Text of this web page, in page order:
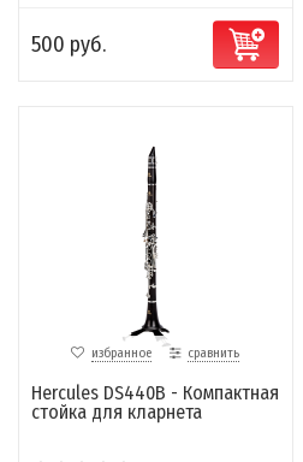
500 руб.
избранное сравнить
Hercules DS440B - Компактная
стойка для кларнета